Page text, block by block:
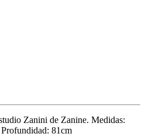
Zanini de Zanine. Medidas:
81cm